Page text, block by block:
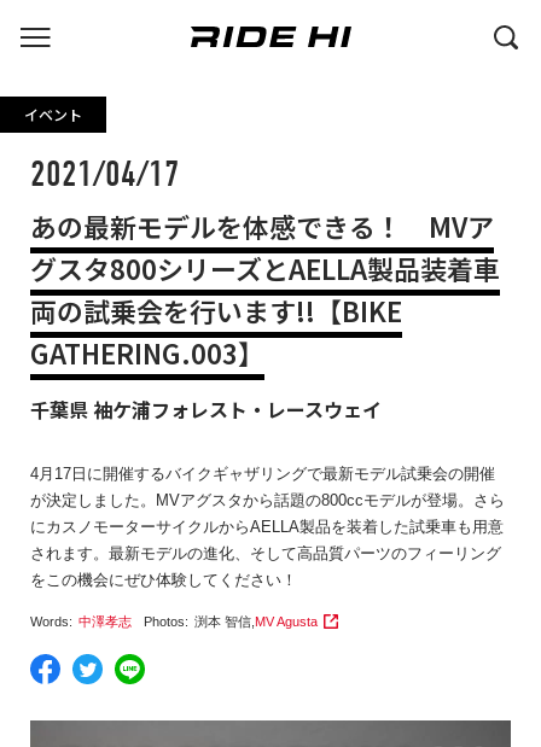
イベント
2021/04/17
あの最新モデルを体感できる！ MVア
グスタ800シリーズとAELLA製品装着車
両の試乗会を行います!!【BIKE
GATHERING.003】
千葉県 袖ケ浦フォレスト・レースウェイ
4月17日に開催するバイクギャザリングで最新モデル試乗会の開催
が決定しました。MVアグスタから話題の800ccモデルが登場。さら
にカスノモーターサイクルからAELLA製品を装着した試乗車も用意
されます。最新モデルの進化、そして高品質パーツのフィーリング
をこの機会にぜひ体験してください！
Words: 中澤孝志 Photos: 渕本 智信 ,MV Agusta